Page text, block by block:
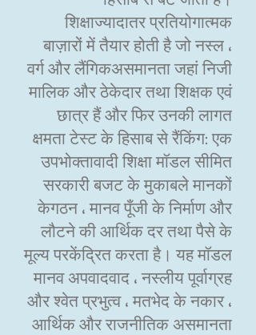
शिक्षाज्यादातर प्रतियोगात्मक
बाज़ारों में तैयार होती है जो नस्ल ،
वर्ग और लैंगिकअसमानता जहां निजी
मालिक और ठेकेदार तथा शिक्षक एवं
छात्र हैं और फिर उनकी लागत
क्षमता टेस्ट के हिसाब से रैंकिंग: एक
उपभोक्तावादी शिक्षा मॉडल सीमित
सरकारी बजट के मुकाबले मानकों
केगठन ، मानव पूँजी के निर्माण और
लौटने की आर्थिक दर तथा पैसे के
मूल्य परकेंद्रित करता है। यह मॉडल
मानव अपवादवाद ، नस्लीय पूर्वाग्रह
और श्वेत प्रभुत्व ، मतभेद के नकार ،
आर्थिक और राजनीतिक असमानता